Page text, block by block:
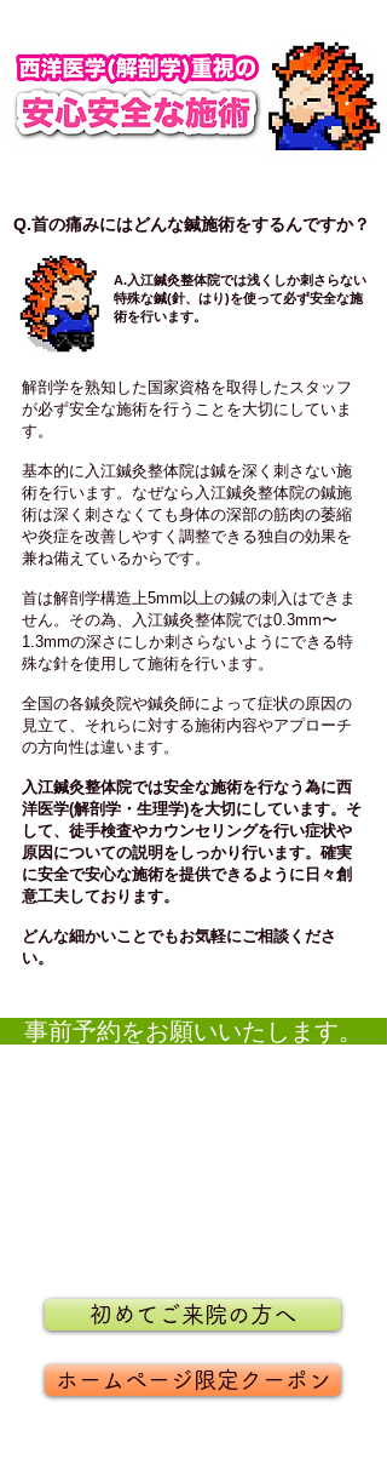
Q.首の痛みにはどんな鍼施術をするんですか？
​A.入江鍼灸整体院では浅くしか刺さらない
特殊な鍼(針、はり)を使って必ず安全な施
術を行います。
解剖学を熟知した国家資格を取得したスタッフ
が必ず安全な施術を行うことを大切にしていま
す。
基本的に入江鍼灸整体院は鍼を深く刺さない施
術を行います。なぜなら入江鍼灸整体院の鍼施
術は深く刺さなくても身体の深部の筋肉の萎縮
や炎症を改善しやすく調整できる独自の効果を
兼ね備えているからです。
首は解剖学構造上5mm以上の鍼の刺入はできま
せん。その為、入江鍼灸整体院では0.3mm〜
1.3mmの深さにしか刺さらないようにできる特
殊な針を使用して施術を行います。
全国の各鍼灸院や鍼灸師によって症状の原因の
見立て、それらに対する施術内容やアプローチ
の方向性は違います。
入江鍼灸整体院では安全な施術を行なう為に西
洋医学(解剖学・生理学)を大切 にしています。そ
して、徒手検査やカウンセリングを行い症状や
原因についての説明をしっかり行います。確実
に安全で安心な施術を提供できるように日々創
意工夫しております。
どんな細かいことでもお気軽にご相談くださ
い。
事前予約をお願いいたします
初めてご来院の方へ
ホームページ限定クーポン